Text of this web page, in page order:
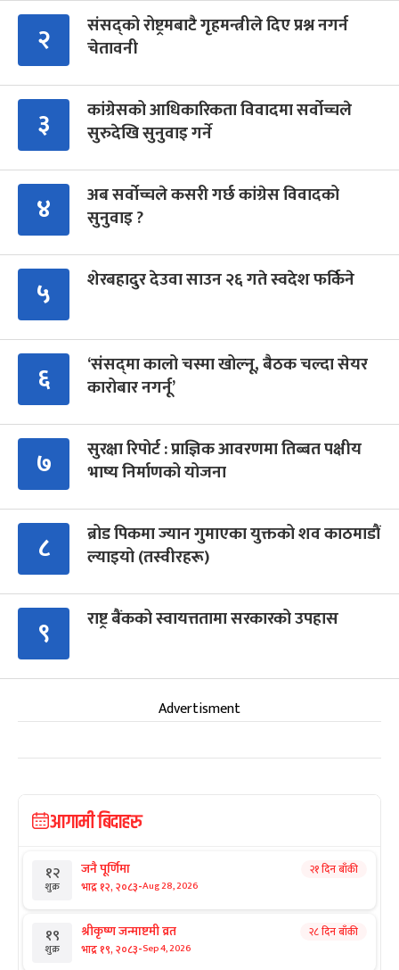
२
संसद्को रोष्ट्रमबाटै गृहमन्त्रीले दिए प्रश्न नगर्न
चेतावनी
३
कांग्रेसको आधिकारिकता विवादमा सर्वोच्चले
सुरुदेखि सुनुवाइ गर्ने
४
अब सर्वोच्चले कसरी गर्छ कांग्रेस विवादको
सुनुवाइ ?
५ शेरबहादुर देउवा साउन २६ गते स्वदेश फर्किने
६
‘संसद्‍मा कालो चस्मा खोल्नू, बैठक चल्दा सेयर
कारोबार नगर्नू’
७
सुरक्षा रिपोर्ट : प्राज्ञिक आवरणमा तिब्बत पक्षीय
भाष्य निर्माणको योजना
८
ब्रोड पिकमा ज्यान गुमाएका युक्तको शव काठमाडौं
ल्याइयो (तस्वीरहरू)
९ राष्ट्र बैंकको स्वायत्ततामा सरकारको उपहास
Advertisment
आगामी बिदाहरु
१२
शुक्र
जनै पूर्णिमा
भाद्र १२, २०८३-Aug 28, 2026
२१ दिन बाँकी
१९
शुक्र
श्रीकृष्ण जन्माष्टमी व्रत
भाद्र १९, २०८३-Sep 4, 2026
२८ दिन बाँकी